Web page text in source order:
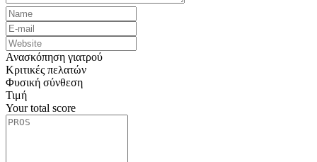
Ανασκόπηση γιατρού
Κριτικές πελατών
Φυσική σύνθεση
Τιμή
Your total score